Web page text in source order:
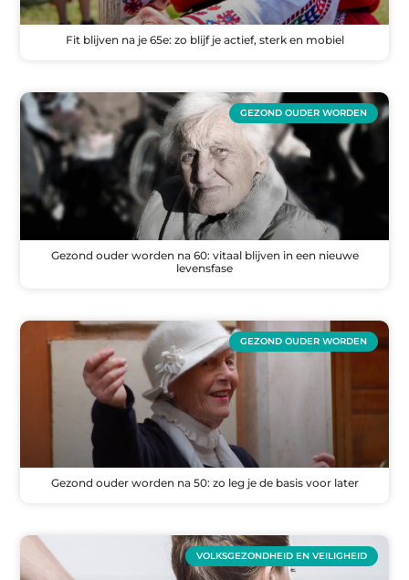
Fit blijven na je 65e: zo blijf je actief, sterk en mobiel
GEZOND OUDER WORDEN
Gezond ouder worden na 60: vitaal blijven in een nieuwe
levensfase
GEZOND OUDER WORDEN
Gezond ouder worden na 50: zo leg je de basis voor later
VOLKSGEZONDHEID EN VEILIGHEID